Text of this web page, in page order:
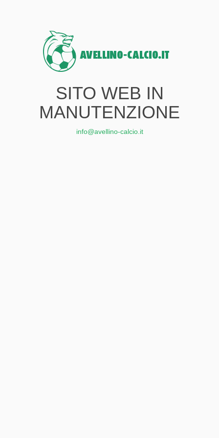
SITO WEB IN
MANUTENZIONE
info@avellino-calcio.it